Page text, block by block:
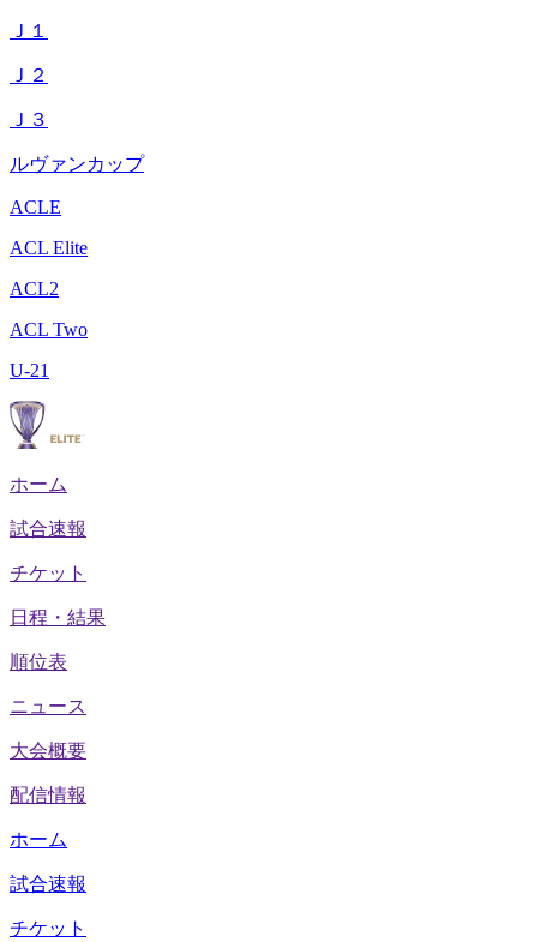
Ｊ１
Ｊ２
Ｊ３
ルヴァンカップ
ACLE
ACL Elite
ACL2
ACL Two
U-21
ホーム
試合速報
チケット
日程・結果
順位表
ニュース
大会概要
配信情報
ホーム
試合速報
チケット